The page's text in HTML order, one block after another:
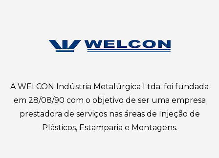
A WELCON Indústria Metalúrgica Ltda. foi fundada
em 28/08/90 com o objetivo de ser uma empresa
prestadora de serviços nas áreas de Injeção de
Plásticos, Estamparia e Montagens.